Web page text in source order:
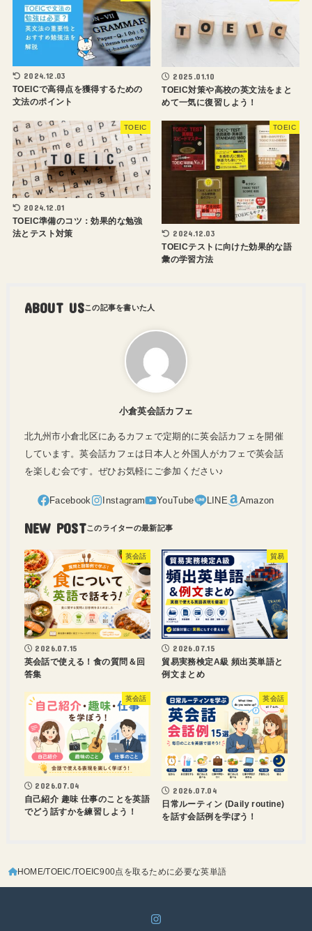
2024.12.03
TOEICで高得点を獲得するための
文法のポイント
2025.01.10
TOEIC対策や高校の英文法をまと
めて一気に復習しよう！
TOEIC
2024.12.01
TOEIC準備のコツ：効果的な勉強
法とテスト対策
TOEIC
2024.12.03
TOEICテストに向けた効果的な語
彙の学習方法
ABOUT US
小倉英会話カフェ
北九州市小倉北区にあるカフェで定期的に英会話カフェを開催
しています。英会話カフェは日本人と外国人がカフェで英会話
を楽しむ会です。ぜひお気軽にご参加ください♪
NEW POST
英会話
2026.07.15
英会話で使える！食の質問＆回
答集
貿易
2026.07.15
貿易実務検定A級 頻出英単語と
例文まとめ
英会話
2026.07.04
自己紹介 趣味 仕事のことを英語
でどう話すかを練習しよう！
英会話
2026.07.04
日常ルーティン (Daily routine)
を話す会話例を学ぼう！
HOME TOEIC TOEIC900点を取るために必要な英単語